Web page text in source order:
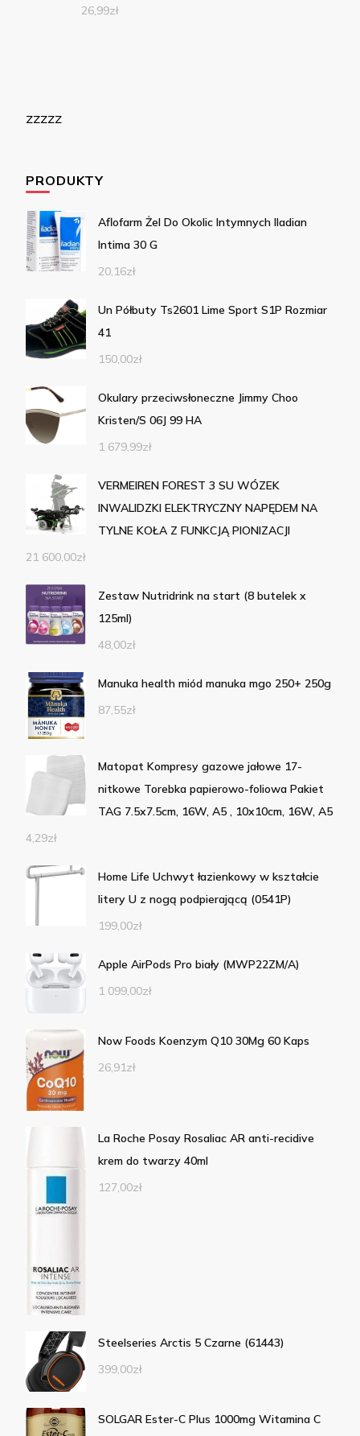
26,99zł
zzzzz
PRODUKTY
Aflofarm Żel Do Okolic Intymnych Iladian
Intima 30 G
20,16zł
Un Półbuty Ts2601 Lime Sport S1P Rozmiar
41
150,00zł
Okulary przeciwsłoneczne Jimmy Choo
Kristen/S 06J 99 HA
1 679,99zł
VERMEIREN FOREST 3 SU WÓZEK
INWALIDZKI ELEKTRYCZNY NAPĘDEM NA
TYLNE KOŁA Z FUNKCJĄ PIONIZACJI
21 600,00zł
Zestaw Nutridrink na start (8 butelek x
125ml)
48,00zł
Manuka health miód manuka mgo 250+ 250g
87,55zł
Matopat Kompresy gazowe jałowe 17-
nitkowe Torebka papierowo-foliowa Pakiet
TAG 7.5x7.5cm, 16W, A5 , 10x10cm, 16W, A5
4,29zł
Home Life Uchwyt łazienkowy w kształcie
litery U z nogą podpierającą (0541P)
199,00zł
Apple AirPods Pro biały (MWP22ZM/A)
1 099,00zł
Now Foods Koenzym Q10 30Mg 60 Kaps
26,91zł
La Roche Posay Rosaliac AR anti-recidive
krem do twarzy 40ml
127,00zł
Steelseries Arctis 5 Czarne (61443)
399,00zł
SOLGAR Ester-C Plus 1000mg Witamina C